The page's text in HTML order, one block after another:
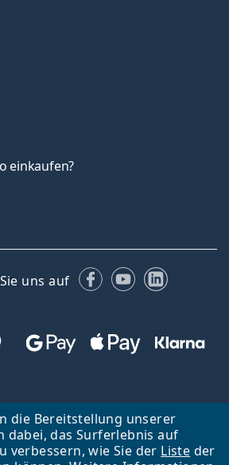
die Bereitstellung unserer
dabei, das Surferlebnis auf
verbessern, wie Sie der Liste der
einkaufen?
uns auf Facebook
YouTubeLinkedIn
Hauptseite Nach oben